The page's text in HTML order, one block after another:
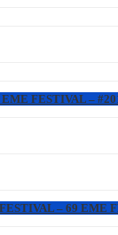
FESTIVAL –
– 69 EME